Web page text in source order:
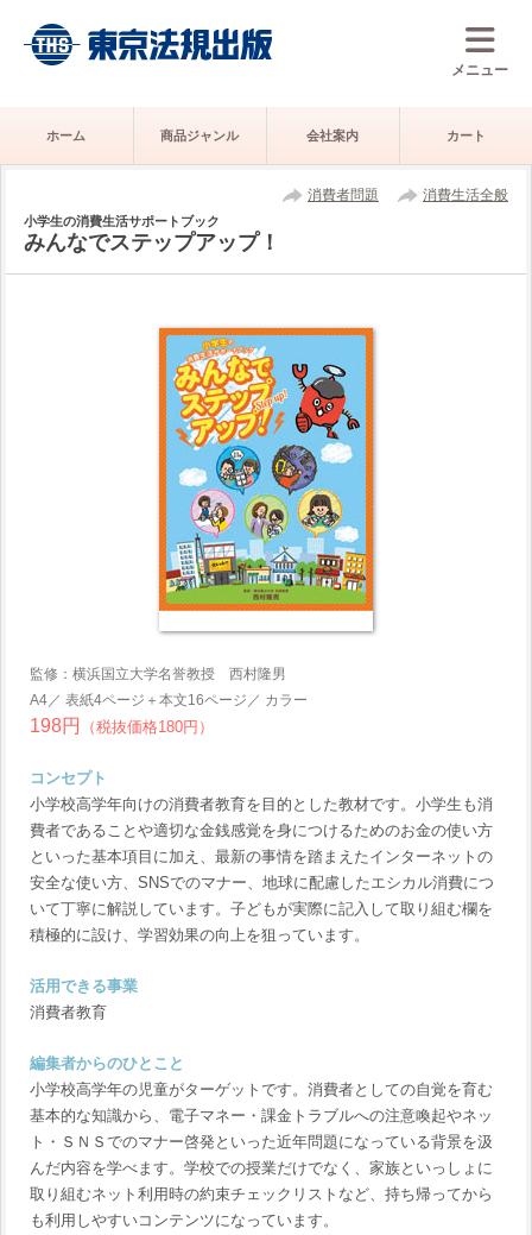
メニュー
ホーム 商品ジャンル 会社案内 カート
消費者問題 消費生活全般
小学生の消費生活サポートブック
みんなでステップアップ！
監修：横浜国立大学名誉教授 西村隆男
A4／ 表紙4ページ＋本文16ページ／ カラー
198円 （税抜価格180円）
コンセプト
小学校高学年向けの消費者教育を目的とした教材です。小学生も消
費者であることや適切な金銭感覚を身につけるためのお金の使い方
といった基本項目に加え、最新の事情を踏まえたインターネットの
安全な使い方、SNSでのマナー、地球に配慮したエシカル消費につ
いて丁寧に解説しています。子どもが実際に記入して取り組む欄を
積極的に設け、学習効果の向上を狙っています。
活用できる事業
消費者教育
編集者からのひとこと
小学校高学年の児童がターゲットです。消費者としての自覚を育む
基本的な知識から、電子マネー・課金トラブルへの注意喚起やネッ
ト・ＳＮＳでのマナー啓発といった近年問題になっている背景を汲
んだ内容を学べます。学校での授業だけでなく、家族といっしょに
取り組むネット利用時の約束チェックリストなど、持ち帰ってから
も利用しやすいコンテンツになっています。